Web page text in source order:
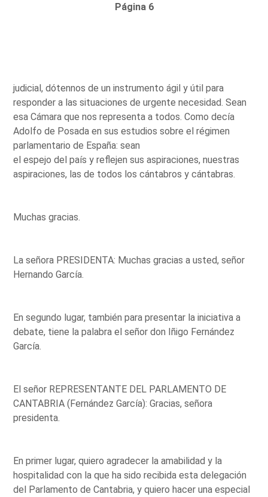
Página 6
judicial, dótennos de un instrumento ágil y útil para
responder a las situaciones de urgente necesidad. Sean
esa Cámara que nos representa a todos. Como decía
Adolfo de Posada en sus estudios sobre el régimen
parlamentario de España: sean
el espejo del país y reflejen sus aspiraciones, nuestras
aspiraciones, las de todos los cántabros y cántabras.
Muchas gracias.
La señora PRESIDENTA: Muchas gracias a usted, señor
Hernando García.
En segundo lugar, también para presentar la iniciativa a
debate, tiene la palabra el señor don Iñigo Fernández
García.
El señor REPRESENTANTE DEL PARLAMENTO DE
CANTABRIA (Fernández García): Gracias, señora
presidenta.
En primer lugar, quiero agradecer la amabilidad y la
hospitalidad con la que ha sido recibida esta delegación
del Parlamento de Cantabria, y quiero hacer una especial